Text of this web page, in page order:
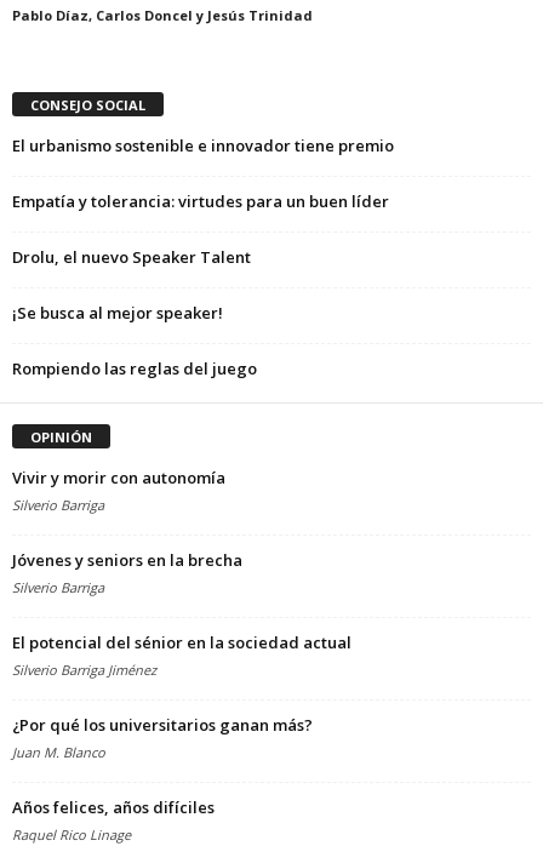
Pablo Díaz, Carlos Doncel y Jesús Trinidad
CONSEJO SOCIAL
El urbanismo sostenible e innovador tiene premio
Empatía y tolerancia: virtudes para un buen líder
Drolu, el nuevo Speaker Talent
¡Se busca al mejor speaker!
Rompiendo las reglas del juego
OPINIÓN
Vivir y morir con autonomía
Silverio Barriga
Jóvenes y seniors en la brecha
Silverio Barriga
El potencial del sénior en la sociedad actual
Silverio Barriga Jiménez
¿Por qué los universitarios ganan más?
Juan M. Blanco
Años felices, años difíciles
Raquel Rico Linage